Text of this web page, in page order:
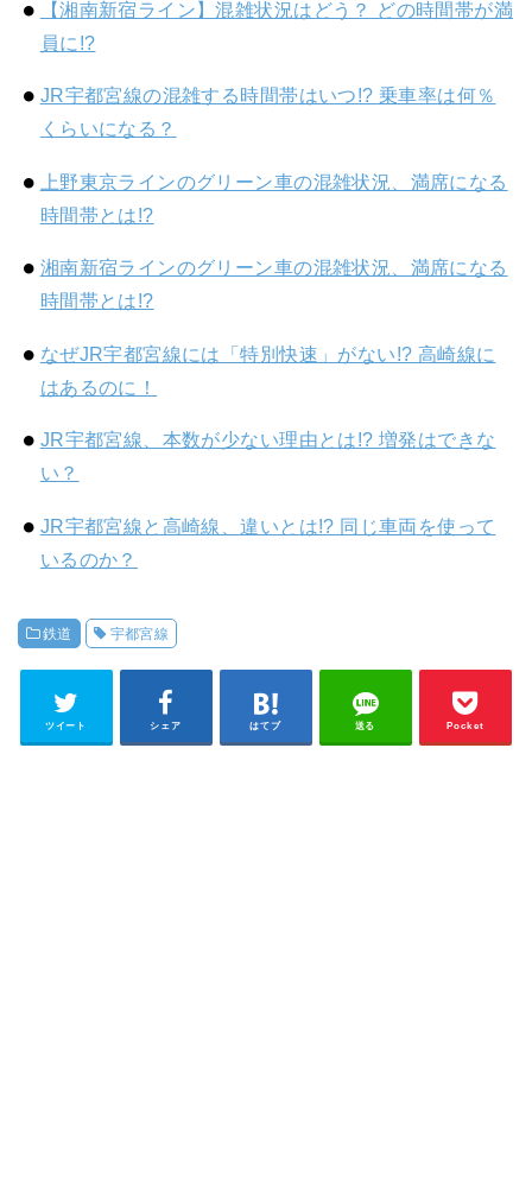
【湘南新宿ライン】混雑状況はどう？ どの時間帯が満
員に!?
JR宇都宮線の混雑する時間帯はいつ!? 乗車率は何％
くらいになる？
上野東京ラインのグリーン車の混雑状況、満席になる
時間帯とは!?
湘南新宿ラインのグリーン車の混雑状況、満席になる
時間帯とは!?
なぜJR宇都宮線には「特別快速」がない!? 高崎線に
はあるのに！
JR宇都宮線、本数が少ない理由とは!? 増発はできな
い？
JR宇都宮線と高崎線、違いとは!? 同じ車両を使って
いるのか？
鉄道 宇都宮線
ツイート シェア はてブ 送る Pocket